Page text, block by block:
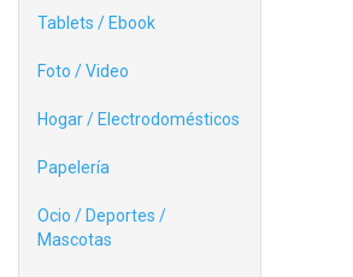
Tablets / Ebook
Foto / Video
Hogar / Electrodomésticos
Papelería
Ocio / Deportes /
Mascotas